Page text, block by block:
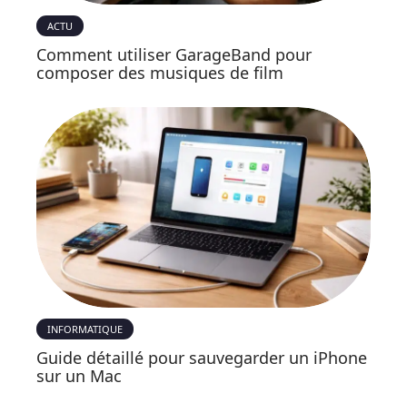
ACTU
Comment utiliser GarageBand pour
composer des musiques de film
INFORMATIQUE
Guide détaillé pour sauvegarder un iPhone
sur un Mac